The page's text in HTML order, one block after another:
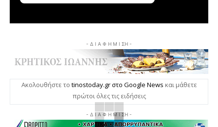
- Δ Ι Α Φ Η Μ Ι ΣΗ -
Ακολουθήστε το tinostoday.gr στο Google News και μάθετε
πρώτοι όλες τις ειδήσεις
- Δ Ι Α Φ Η Μ Ι ΣΗ -